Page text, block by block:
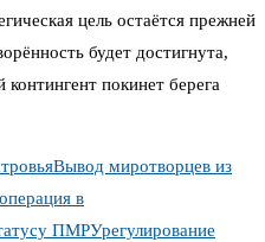
цель остаётся прежней
будет достигнута,
покинет берега
Вывод миротворцев из
в
ПМРУрегулирование